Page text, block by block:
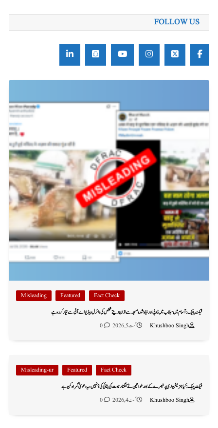
FOLLOW US
Fact Check
Featured
Misleading
فیکٹ چیک: آسام میں سیلاب میں ڈوبی اور تباہ شدہ مسجد سے اذان دیتے شخص کی وائرل ویڈیو اے آئی سے تیار کردہ ہے
Khushboo Singh
اگست 5, 2026 0
Fact Check
Featured
Misleading-ur
فیکٹ چیک: کیا جنریشن زی پر تبصرے کے بعد خواتین نے کنگنا رناوت کی پٹائی کی؟ نہیں، یہ دعویٰ گمراہ کن ہے
Khushboo Singh
اگست 4, 2026 0